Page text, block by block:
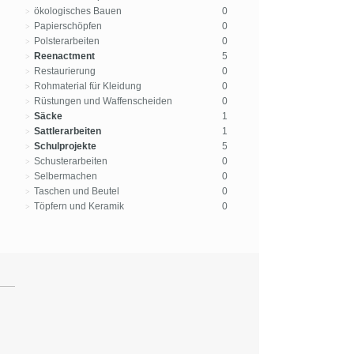
ökologisches Bauen
0
Papierschöpfen
0
Polsterarbeiten
0
Reenactment
5
Restaurierung
0
Rohmaterial für Kleidung
0
Rüstungen und Waffenscheiden
0
Säcke
1
Sattlerarbeiten
1
Schulprojekte
5
Schusterarbeiten
0
Selbermachen
0
Taschen und Beutel
0
Töpfern und Keramik
0